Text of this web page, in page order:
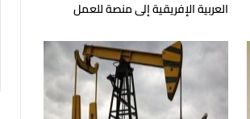
العربية الإفريقية إلى منصة للعمل